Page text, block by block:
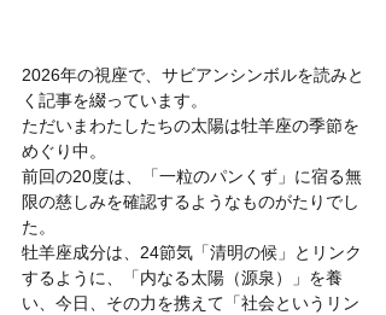
2026年の視座で、サビアンシンボルを読みと
く記事を綴っています。
ただいまわたしたちの太陽は牡羊座の季節を
めぐり中。
前回の20度は、「一粒のパンくず」に宿る無
限の慈しみを確認するようなものがたりでし
た。
牡羊座成分は、24節気「清明の候」とリンク
するように、「内なる太陽（源泉）」を養
い、今日、その力を携えて「社会というリン